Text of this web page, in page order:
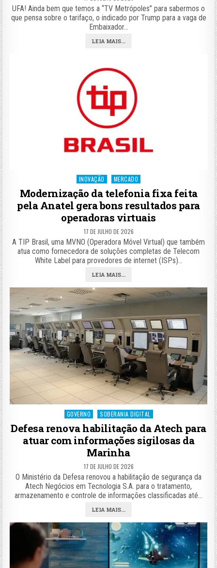
UFA! Ainda bem que temos a “TV Metrópoles” para sabermos o
que pensa sobre o tarifaço, o indicado por Trump para a vaga de
Embaixador…
LEIA MAIS...
Posted
in
INOVAÇÃO MERCADO
Modernização da telefonia fixa feita
pela Anatel gera bons resultados para
operadoras virtuais
17 DE JULHO DE 2026
A TIP Brasil, uma MVNO (Operadora Móvel Virtual) que também
atua como fornecedora de soluções completas de Telecom
White Label para provedores de internet (ISPs)…
LEIA MAIS...
Posted
GOVERNO SOBERANIA DIGITAL
Defesa renova habilitação da Atech para
atuar com informações sigilosas da
Marinha
17 DE JULHO DE 2026
O Ministério da Defesa renovou a habilitação de segurança da
Atech Negócios em Tecnologia S.A. para o tratamento,
armazenamento e controle de informações classificadas até…
LEIA MAIS...